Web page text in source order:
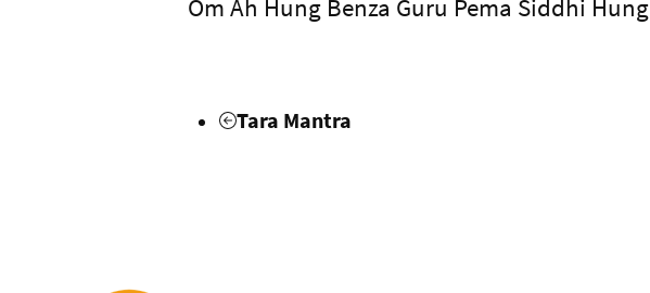
Om Ah Hung Benza Guru Pema Siddhi Hung
Tara Mantra